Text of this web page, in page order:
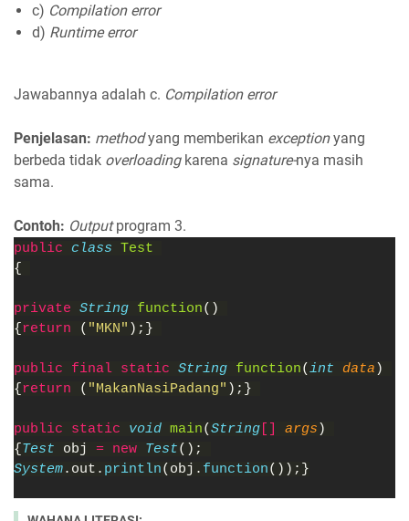
c) Compilation error
d) Runtime error
Jawabannya adalah c. Compilation error
Penjelasan: methodyang memberikan exceptionyang
berbeda tidak overloadingkarena signature-nya masih
sama.
Contoh: Outputprogram 3.
public class Test
{
private String function()
{ return ( "MKN" );}
public final static String function(int data )
{ return ( "MakanNasiPadang" );}
public static void main(String args )
{ Test obj = new Test();
System.out. println(obj. function());}